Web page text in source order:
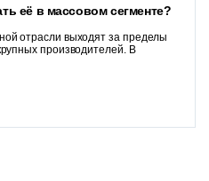
её в массовом сегменте?
отрасли выходят за пределы
производителей. В